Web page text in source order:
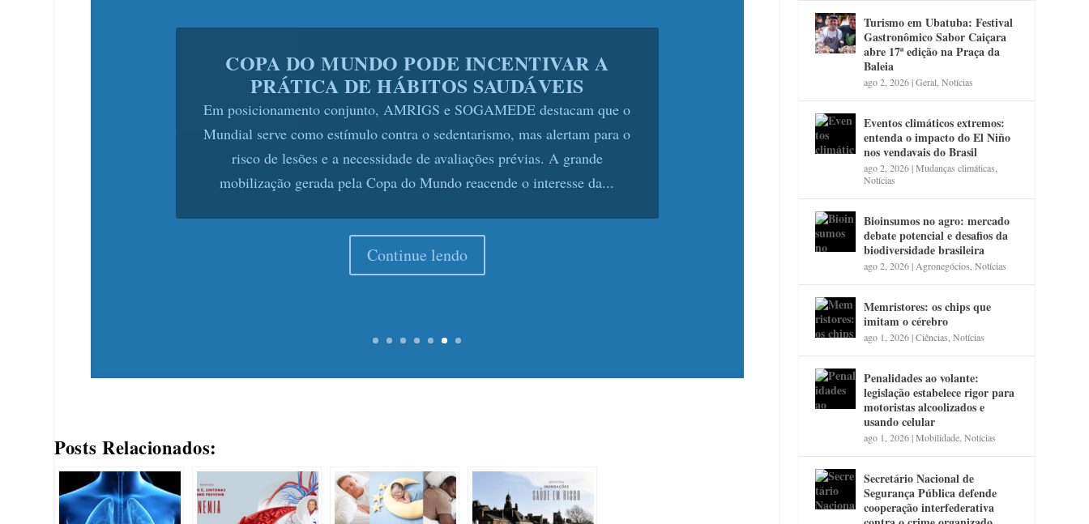
JUNHO VERMELHO: HOSPITAL SÃO PAULO
TEM QUEDA DE 40% NAS DOAÇÕES DE
SANGUE E ADIA CIRURGIAS
Estoques operam com metade da capacidade para os tipos sanguíneos
mais críticos e hemocentro da Unifesp tem reserva para apenas um dia. O
Hemocentro HSP/Unifesp enfrenta uma redução expressiva nas doações e
faz um apelo urgente à população neste mês de...
Continue lendo
Posts Relacionados:
Turismo em Ubatuba: Festival
Gastronômico Sabor Caiçara
abre 17ª edição na Praça da
Baleia
ago 2, 2026|Geral ,Notícias
Eventos climáticos extremos:
entenda o impacto do El Niño
nos vendavais do Brasil
ago 2, 2026|Mudanças climáticas
Notícias
Bioinsumos no agro: mercado
debate potencial e desafios da
biodiversidade brasileira
ago 2, 2026| Agronegócios ,Notícias
Memristores: os chips que
imitam o cérebro
ago 1, 2026|Ciências ,Notícias
Penalidades ao volante:
legislação estabelece rigor para
motoristas alcoolizados e
usando celular
ago 1, 2026|Mobilidade ,Notícias
Secretário Nacional de
Segurança Pública defende
cooperação interfederativa